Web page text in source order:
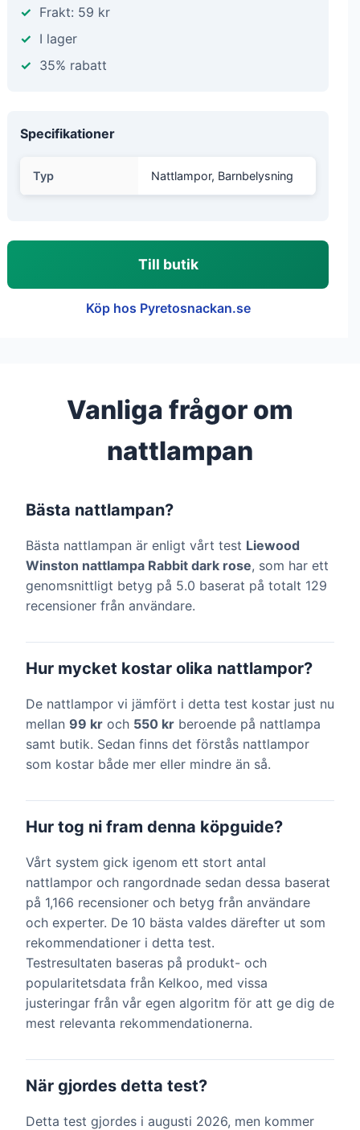
Frakt: 59 kr
I lager
35% rabatt
Specifikationer
Typ Nattlampor, Barnbelysning
Till butik
Köp hos Pyretosnackan.se
Vanliga frågor om
nattlampan
Bästa nattlampan?
Bästa nattlampan är enligt vårt test Liewood
Winston nattlampa Rabbit dark rose, som har ett
genomsnittligt betyg på 5.0 baserat på totalt 129
recensioner från användare.
Hur mycket kostar olika nattlampor?
De nattlampor vi jämfört i detta test kostar just nu
mellan 99 kr och 550 kr beroende på nattlampa
samt butik. Sedan finns det förstås nattlampor
som kostar både mer eller mindre än så.
Hur tog ni fram denna köpguide?
Vårt system gick igenom ett stort antal
nattlampor och rangordnade sedan dessa baserat
på 1,166 recensioner och betyg från användare
och experter. De 10 bästa valdes därefter ut som
rekommendationer i detta test.
Testresultaten baseras på produkt- och
popularitetsdata från Kelkoo, med vissa
justeringar från vår egen algoritm för att ge dig de
mest relevanta rekommendationerna.
När gjordes detta test?
Detta test gjordes i augusti 2026, men kommer